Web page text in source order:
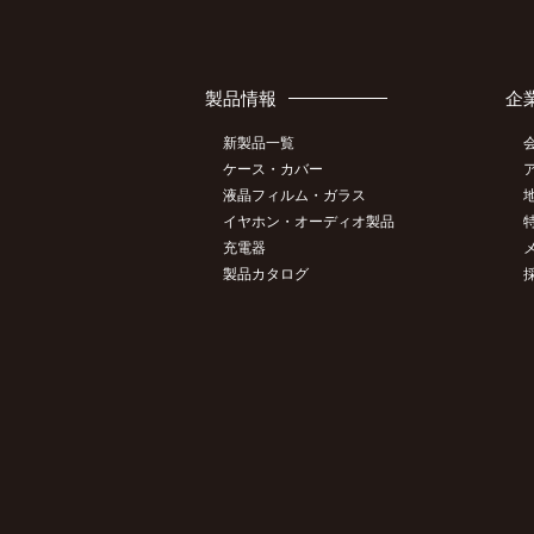
製品情報
新製品一覧
ケース・カバー
液晶フィルム・ガラス
イヤホン・オーディオ製品
充電器
製品カタログ
企